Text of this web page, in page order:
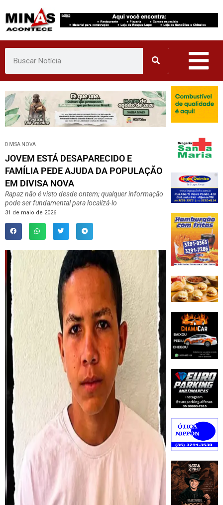
Pular
para
o
conteúdo
DIVISA NOVA
JOVEM ESTÁ DESAPARECIDO E
FAMÍLIA PEDE AJUDA DA POPULAÇÃO
EM DIVISA NOVA
Rapaz não é visto desde ontem; qualquer informação
pode ser fundamental para localizá-lo
31 de maio de 2026